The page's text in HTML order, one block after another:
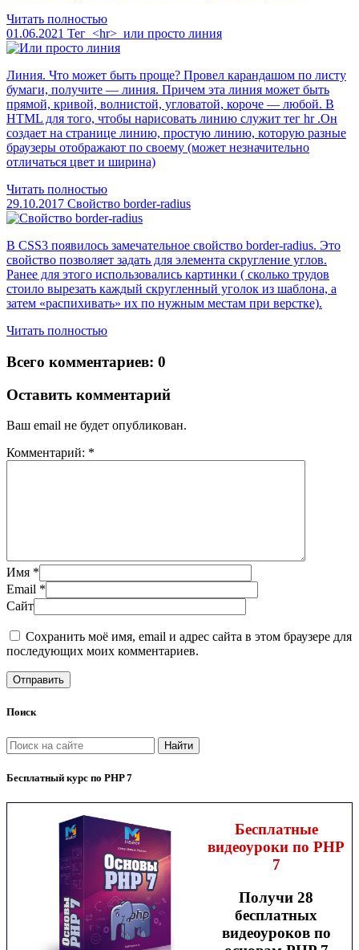
Читать полностью
01.06.2021 Тег <hr> или просто линия
Линия. Что может быть проще? Провел карандашом по листу
бумаги, получите — линия. Причем эта линия может быть
прямой, кривой, волнистой, угловатой, короче — любой. В
HTML для того, чтобы нарисовать линию служит тег hr .Он
создает на странице линию, простую линию, которую разные
браузеры отображают по своему (может незначительно
отличаться цвет и ширина)
Читать полностью
29.10.2017 Свойство border-radius
В CSS3 появилось замечательное свойство border-radius. Это
свойство позволяет задать для элемента скругление углов.
Ранее для этого использовались картинки ( сколько трудов
стоило вырезать каждый скругленный уголок из шаблона, а
затем «распихивать» их по нужным местам при верстке).
Читать полностью
Всего комментариев: 0
Оставить комментарий
Ваш email не будет опубликован.
Комментарий: *
Имя *
Email *
Сайт
Сохранить моё имя, email и адрес сайта в этом браузере для
последующих моих комментариев.
Поиск
Найти
Бесплатный курс по PHP 7
Бесплатные
видеоуроки по PHP
7
Получи 28
бесплатных
видеоуроков по